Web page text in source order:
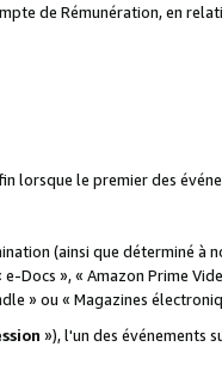
de Rémunération, en
lorsque le premier des
(ainsi que déterminé à
Docs », « Amazon Prime
» ou « Magazines
»), l'un des événements